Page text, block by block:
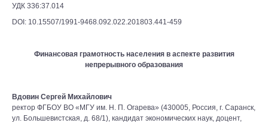
УДК 336:37.014
DOI: 10.15507/1991-9468.092.022.201803.441-459
Финансовая грамотность населения в аспекте развития
непрерывного образования
Вдовин Сергей Михайлович
ректор ФГБОУ ВО «МГУ им. Н. П. Огарева» (430005, Россия, г. Саранск,
ул. Большевистская, д. 68/1), кандидат экономических наук, доцент,